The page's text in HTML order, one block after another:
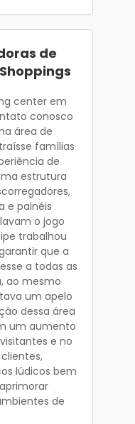
de
center em
conosco
área de
famílias
de
estrutura
e painéis
o jogo
trabalhou
que a
a todas as
ao mesmo
um apelo
dessa área
um aumento
e no
lúdicos bem
de